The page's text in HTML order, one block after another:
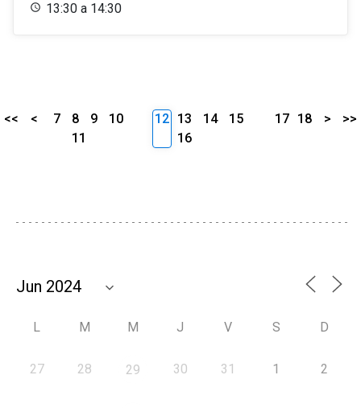
13:30 a 14:30
<< < 7 8 9
10
11
12 13 14
15
16
17 18 > >>
L M M J V S D
27 28 29 30 31 1 2